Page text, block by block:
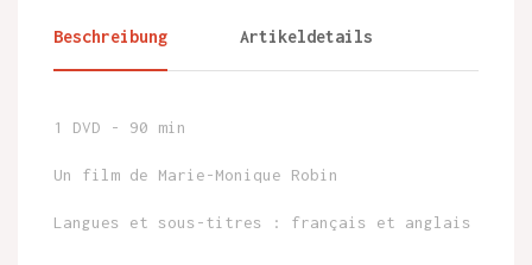
Beschreibung Artikeldetails
1 DVD - 90 min
Un film de Marie-Monique Robin
Langues et sous-titres : français et anglais